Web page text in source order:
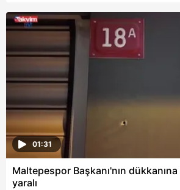
6698 sayılı Kişisel Verilerin Korunması
hazırlanmış Aydınlatma Metnimizi
almak için lütfen
01:31
Maltepespor Başkanı'nın dükkanına
yaralı